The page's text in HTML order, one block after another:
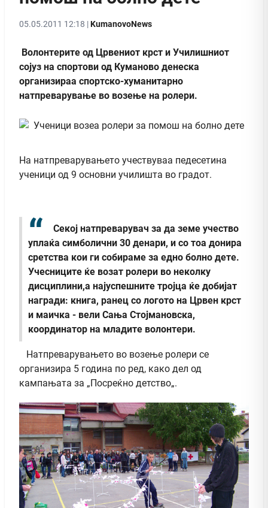
05.05.2011 12:18 |KumanovoNews
Волонтерите од Црвениот крст и Училишниот
сојуз на спортови од Куманово денеска
организираа спортско-хуманитарно
натпреварување во возење на ролери.
На натпреварувањето учествуваа педесетина
ученици од 9 основни училишта во градот.
Секој натпреварувач за да земе учество
уплаќа симболични 30 денари, и со тоа донира
сретства кои ги собираме за едно болно дете.
Учесниците ќе возат ролери во неколку
дисциплини,а најуспешните тројца ќе добијат
награди: книга, ранец со логото на Црвен крст
и маичка - вели Сања Стојмановска,
координатор на младите волонтери.
Натпреварувањето во возење ролери се
организира 5 година по ред, како дел од
кампањата за „Посреќно детство„.